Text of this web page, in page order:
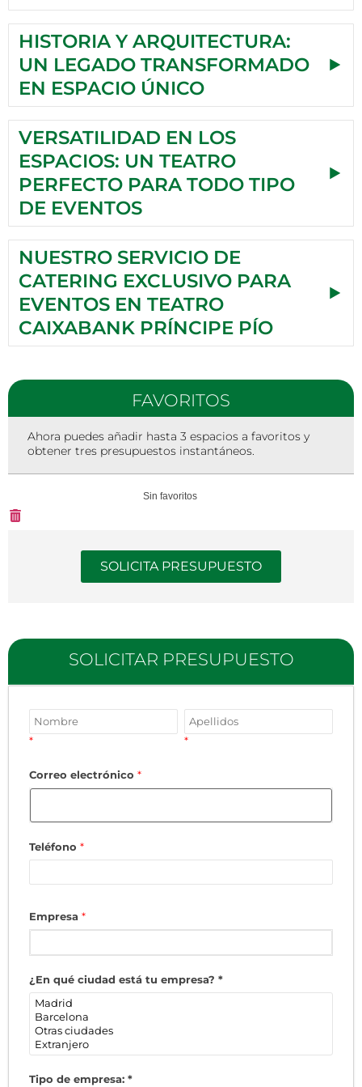
FAVORITOS
Ahora puedes añadir hasta 3 espacios a favoritos y
obtener tres presupuestos instantáneos.
Sin favoritos
SOLICITA PRESUPUESTO
SOLICITAR PRESUPUESTO
* *
Correo electrónico *
Teléfono *
Empresa *
¿En qué ciudad está tu empresa? *
Tipo de empresa: *
HISTORIA Y ARQUITECTURA:
UN LEGADO TRANSFORMADO
EN ESPACIO ÚNICO
VERSATILIDAD EN LOS
ESPACIOS: UN TEATRO
PERFECTO PARA TODO TIPO
DE EVENTOS
NUESTRO SERVICIO DE
CATERING EXCLUSIVO PARA
EVENTOS EN TEATRO
CAIXABANK PRÍNCIPE PÍO